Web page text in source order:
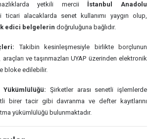
yetkili mercii İstanbul Anadolu
ticari alacaklarda senet kullanımı yaygın olup,
edici belgelerin doğruluğuna bağlıdır.
Takibin kesinleşmesiyle birlikte borçlunun
araçları ve taşınmazları UYAP üzerinden elektronik
bloke edilebilir.
Şirketler arası senetli işlemlerde
birer tacir gibi davranma ve defter kayıtlarını
yükümlülüğü bulunmaktadır.